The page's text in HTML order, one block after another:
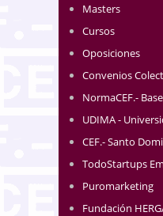
Masters
Cursos
Oposiciones
Convenios
NormaCEF.-
UDIMA -
CEF.- Santo
TodoStartups
Puromarketing
Fundación